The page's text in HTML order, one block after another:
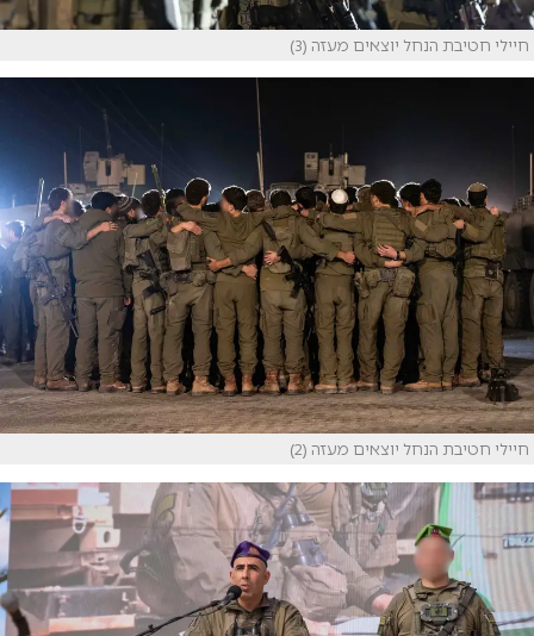
חיילי חטיבת הנחל יוצאים מעזה (3)
חיילי חטיבת הנחל יוצאים מעזה (2)